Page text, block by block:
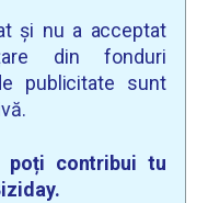
și nu a acceptat
din fonduri
publicitate sunt
poți contribui tu